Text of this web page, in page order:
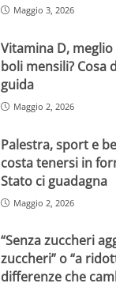
Maggio 3, 2026
Vitamina D,
boli mensili? Cosa
guida
Maggio 2, 2026
Palestra, sport e
costa tenersi in
Stato ci guadagna
Maggio 2, 2026
“Senza zuccheri
zuccheri” o “a
differenze che